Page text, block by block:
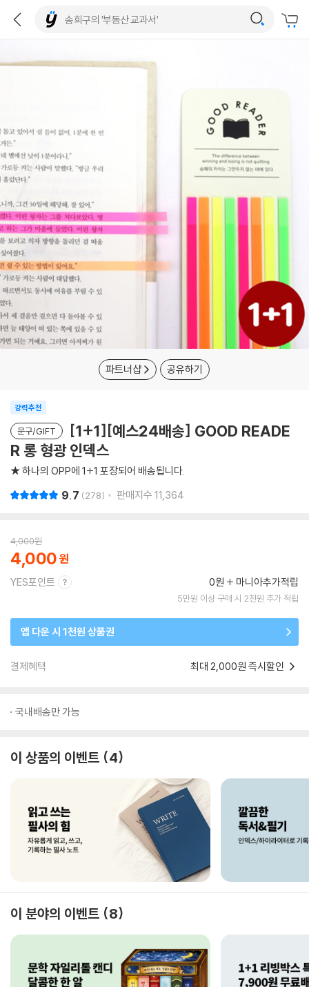
파트너샵 공유하기
강력추천
문구/GIFT
[1+1][예스24배송] GOOD READE
R 롱 형광 인덱스
★ 하나의 OPP에 1+1 포장되어 배송됩니다.
9.7 278 판매지수 11,364
4,000원
4,000
YES포인트 0원 마니아추가적립
5만원 이상 구매 시 2천원 추가 적립
앱 다운 시 1천원 상품권
결제혜택 최대 2,000원 즉시할인
국내배송만 가능
이 상품의 이벤트 4
이 분야의 이벤트 8